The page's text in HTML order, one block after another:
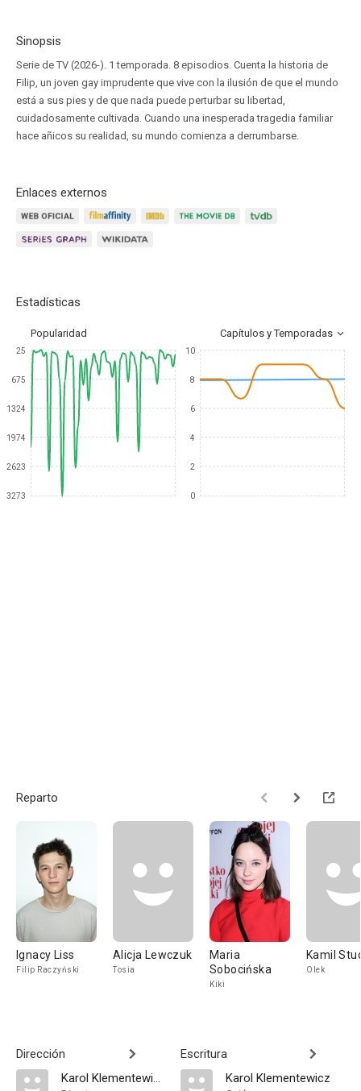
Sinopsis
Serie de TV (2026-). 1 temporada. 8 episodios. Cuenta la historia de
Filip, un joven gay imprudente que vive con la ilusión de que el mundo
está a sus pies y de que nada puede perturbar su libertad,
cuidadosamente cultivada. Cuando una inesperada tragedia familiar
hace añicos su realidad, su mundo comienza a derrumbarse.
Enlaces externos
Estadísticas
Popularidad Capítulos y Temporadas
25
675
1324
1974
2623
3273
10
8
6
4
2
0
Reparto
Ignacy Liss
Filip Raczyński
Alicja Lewczuk
Tosia
Maria
Sobocińska
Kiki
Kamil
Olek
Dirección
Karol Klementewicz
Escritura
Karol Klementewicz